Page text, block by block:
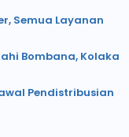
Semua Layanan
Bombana, Kolaka
Pendistribusian